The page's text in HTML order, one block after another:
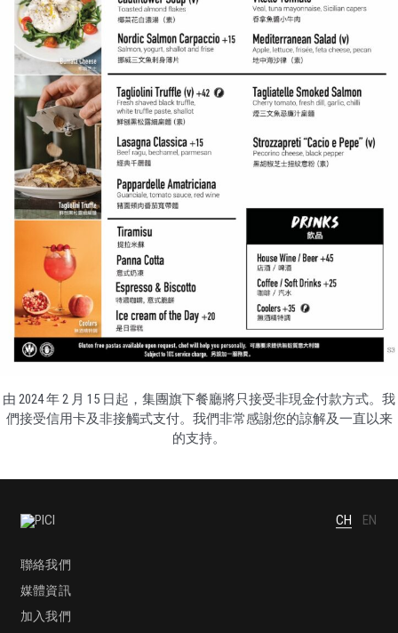
由 2024 年 2 月 15 日起，集團旗下餐廳將只接受非現金付款方式。我
們接受信用卡及非接觸式支付。我們非常感謝您的諒解及一直以来
的支持。
CH EN
聯絡我們
媒體資訊
加入我們